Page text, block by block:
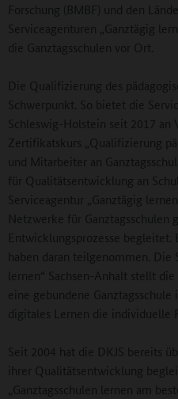
Forschung (BMBF) und den
Serviceagenturen „Ganztägig
die Ganztagsschulen vor Ort.
Die Qualifizierung des
Schwerpunkt. So bietet die
Schleswig-Holstein seit 2017 an
Zertifikatskurs „Qualifizierung
und Mitarbeiter an
für Qualitätsentwicklung an
Serviceagentur „Ganztägig
Netzwerke für Ganztagsschulen
Entwicklungsprozesse begleitet.
haben daran teilgenommen. Die
lernen“ Sachsen-Anhalt stellt
eine gebundene Ganztagsschule
digitales Lernen die individuelle
Seit 2004 hat die DKJS bereits
ihrer Qualitätsentwicklung
„Ganztagsschulen lernen am